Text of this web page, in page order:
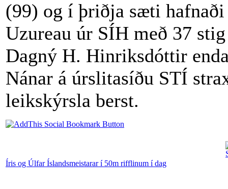
(99) og í þriðja sæti
Uzureau úr SÍH með 37
Dagný H. Hinriksdóttir
Nánar á úrslitasíðu STÍ
leikskýrsla berst.
Íris og Úlfar Íslandsmeistarar í 50m rifflinum í dag